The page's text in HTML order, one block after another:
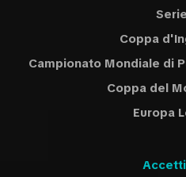
Coppa
Campionato Mondiale di
Coppa del
Europa